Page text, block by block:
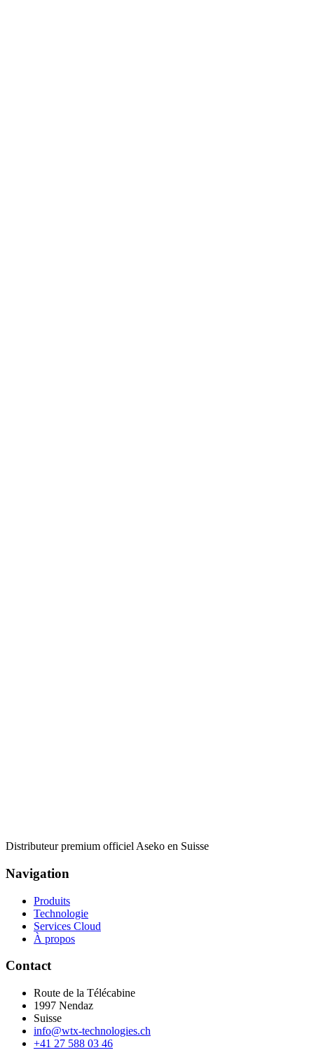
Distributeur premium officiel Aseko en Suisse
Navigation
Produits
Technologie
Services Cloud
À propos
Contact
Route de la Télécabine
1997 Nendaz
Suisse
info@wtx-technologies.ch
+41 27 588 03 46